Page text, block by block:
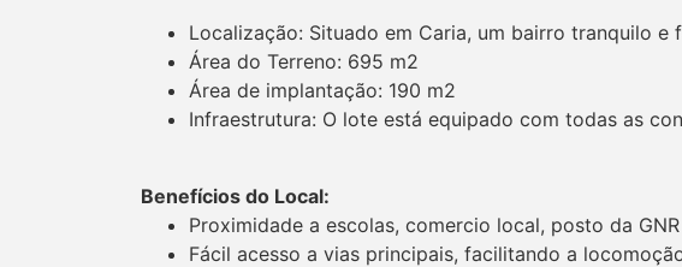
Localização: Situado em Caria, um bairro tranquilo
Área do Terreno: 695 m2
Área de implantação: 190 m2
Infraestrutura: O lote está equipado com todas as
Benefícios do Local:
Proximidade a escolas, comercio local, posto da
Fácil acesso a vias principais, facilitando a